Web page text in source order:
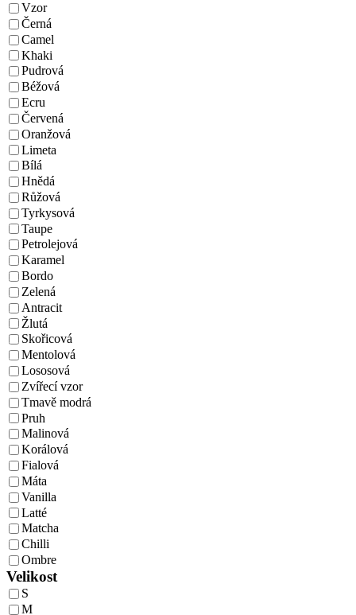
Vzor
Černá
Camel
Khaki
Pudrová
Béžová
Ecru
Červená
Oranžová
Limeta
Bílá
Hnědá
Růžová
Tyrkysová
Taupe
Petrolejová
Karamel
Bordo
Zelená
Antracit
Žlutá
Skořicová
Mentolová
Lososová
Zvířecí vzor
Tmavě modrá
Pruh
Malinová
Korálová
Fialová
Máta
Vanilla
Latté
Matcha
Chilli
Ombre
Velikost
S
M